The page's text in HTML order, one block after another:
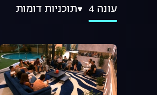
עונה 4 תוכניות דומות